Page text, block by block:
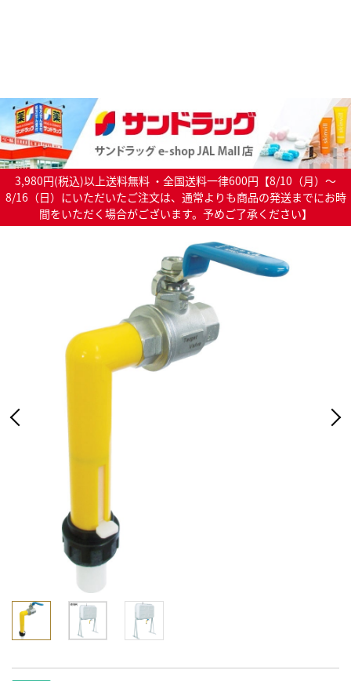
3,980円(税込)以上送料無料 ・全国送料一律600円【8/10（月）～
8/16（日）にいただいたご注文は、通常よりも商品の発送までにお時
間をいただく場合がございます。予めご了承ください】